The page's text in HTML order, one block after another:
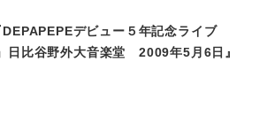
DEPAPEPEデビュー５年記念ライブ
日比谷野外大音楽堂 2009年5月6日』